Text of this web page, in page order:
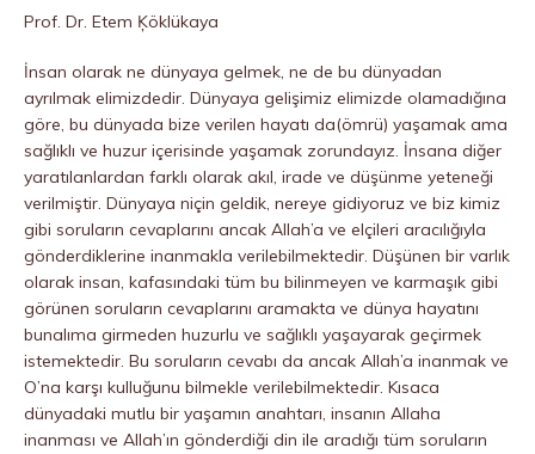
Prof. Dr. Etem Ķöklükaya
İnsan olarak ne dünyaya gelmek, ne de bu dünyadan
ayrılmak elimizdedir. Dünyaya gelişimiz elimizde olamadığına
göre, bu dünyada bize verilen hayatı da(ömrü) yaşamak ama
sağlıklı ve huzur içerisinde yaşamak zorundayız. İnsana diğer
yaratılanlardan farklı olarak akıl, irade ve düşünme yeteneği
verilmiştir. Dünyaya niçin geldik, nereye gidiyoruz ve biz kimiz
gibi soruların cevaplarını ancak Allah’a ve elçileri aracılığıyla
gönderdiklerine inanmakla verilebilmektedir. Düşünen bir varlık
olarak insan, kafasındaki tüm bu bilinmeyen ve karmaşık gibi
görünen soruların cevaplarını aramakta ve dünya hayatını
bunalıma girmeden huzurlu ve sağlıklı yaşayarak geçirmek
istemektedir. Bu soruların cevabı da ancak Allah’a inanmak ve
O’na karşı kulluğunu bilmekle verilebilmektedir. Kısaca
dünyadaki mutlu bir yaşamın anahtarı, insanın Allaha
inanması ve Allah’ın gönderdiği din ile aradığı tüm soruların